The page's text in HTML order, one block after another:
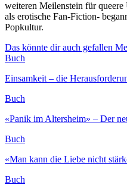
weiteren Meilenstein für
als erotische Fan-Fiction-
Popkultur.
Das könnte dir auch gefallen
Buch
Einsamkeit – die
Buch
«Panik im Altersheim» – Der
Buch
«Man kann die Liebe nicht
Buch